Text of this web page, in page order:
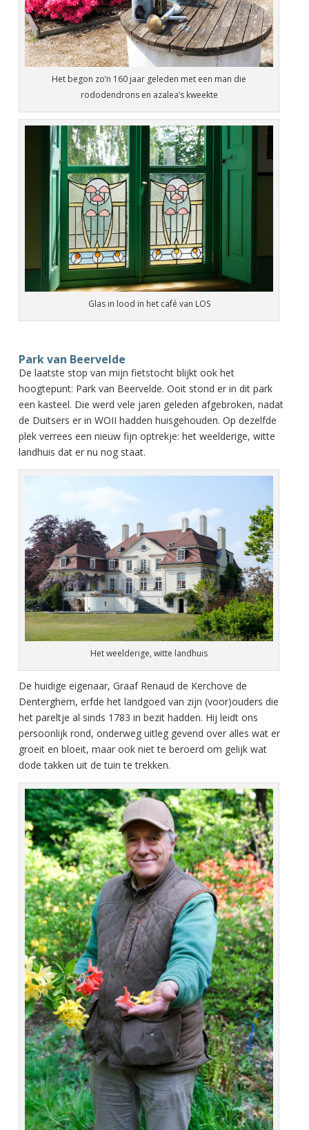
Het begon zo’n 160 jaar geleden met een man die
rododendrons en azalea’s kweekte
Glas in lood in het café van LOS
Park van Beervelde
De laatste stop van mijn fietstocht blijkt ook het
hoogtepunt: Park van Beervelde. Ooit stond er in dit park
een kasteel. Die werd vele jaren geleden afgebroken, nadat
de Duitsers er in WOII hadden huisgehouden. Op dezelfde
plek verrees een nieuw fijn optrekje: het weelderige, witte
landhuis dat er nu nog staat.
Het weelderige, witte landhuis
De huidige eigenaar, Graaf Renaud de Kerchove de
Denterghem, erfde het landgoed van zijn (voor)ouders die
het pareltje al sinds 1783 in bezit hadden. Hij leidt ons
persoonlijk rond, onderweg uitleg gevend over alles wat er
groeit en bloeit, maar ook niet te beroerd om gelijk wat
dode takken uit de tuin te trekken.